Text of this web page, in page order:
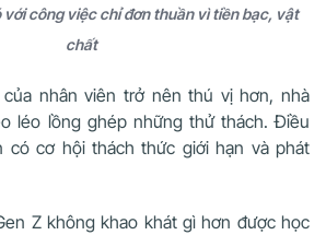
với công việc chỉ đơn thuần vì tiền bạc, vật
chất
nhân viên trở nên thú vị hơn, nhà
léo lồng ghép những thử thách. Điều
có cơ hội thách thức giới hạn và phát
Z không khao khát gì hơn được học